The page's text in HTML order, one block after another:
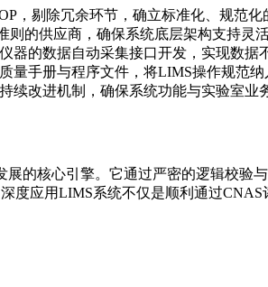
，剔除冗余环节，确立标准化、规范化
的供应商，确保系统底层架构支持灵
的数据自动采集接口开发，实现数据
手册与程序文件，将LIMS操作规范纳
改进机制，确保系统功能与实验室业
的核心引擎。它通过严密的逻辑校验
度应用LIMS系统不仅是顺利通过